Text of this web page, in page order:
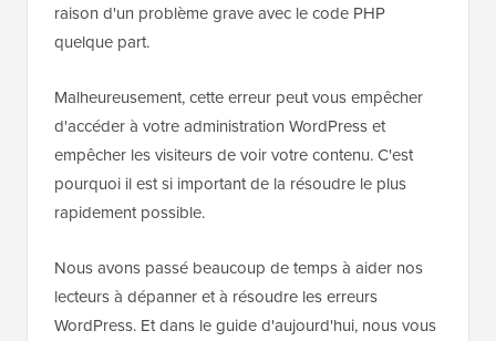
raison d'un problème grave avec le code PHP
quelque part.
Malheureusement, cette erreur peut vous empêcher
d'accéder à votre administration WordPress et
empêcher les visiteurs de voir votre contenu. C'est
pourquoi il est si important de la résoudre le plus
rapidement possible.
Nous avons passé beaucoup de temps à aider nos
lecteurs à dépanner et à résoudre les erreurs
WordPress. Et dans le guide d'aujourd'hui, nous vous